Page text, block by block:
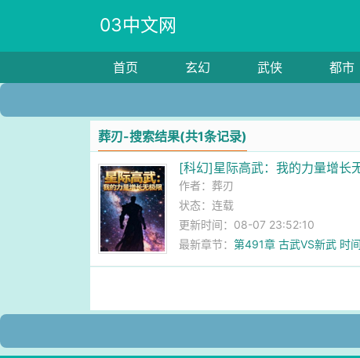
03中文网
首页 玄幻 武侠 都市
葬刃-搜索结果(共1条记录)
[科幻]星际高武：我的力量增长
作者：葬刃
状态：连载
更新时间：08-07 23:52:10
最新章节：第491章 古武VS新武 时